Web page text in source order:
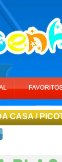
CASA/